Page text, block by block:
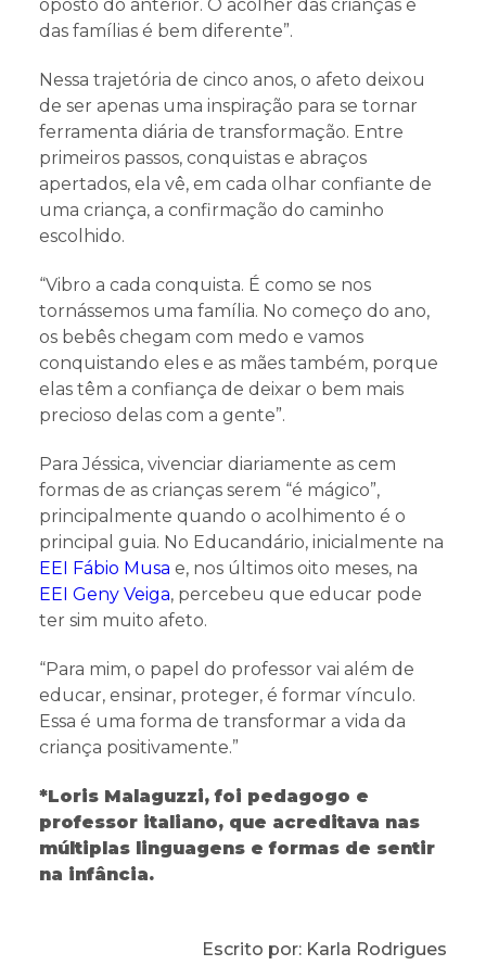
oposto do anterior. O acolher das crianças e
das famílias é bem diferente”.
Nessa trajetória de cinco anos, o afeto deixou
de ser apenas uma inspiração para se tornar
ferramenta diária de transformação. Entre
primeiros passos, conquistas e abraços
apertados, ela vê, em cada olhar confiante de
uma criança, a confirmação do caminho
escolhido.
“Vibro a cada conquista. É como se nos
tornássemos uma família. No começo do ano,
os bebês chegam com medo e vamos
conquistando eles e as mães também, porque
elas têm a confiança de deixar o bem mais
precioso delas com a gente”.
Para Jéssica, vivenciar diariamente as cem
formas de as crianças serem “é mágico”,
principalmente quando o acolhimento é o
principal guia. No Educandário, inicialmente na
EEI Fábio Musa e, nos últimos oito meses, na
EEI Geny Veiga, percebeu que educar pode
ter sim muito afeto.
“Para mim, o papel do professor vai além de
educar, ensinar, proteger, é formar vínculo.
Essa é uma forma de transformar a vida da
criança positivamente.”
*Loris Malaguzzi, foi pedagogo e
professor italiano, que acreditava nas
múltiplas linguagens e formas de sentir
na infância.
Escrito por: Karla Rodrigues